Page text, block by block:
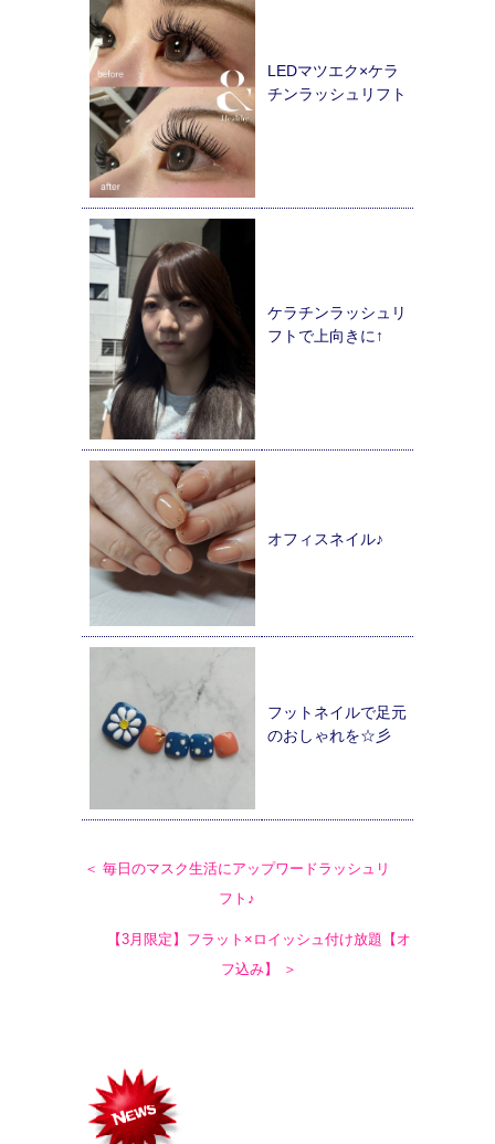
LEDマツエク×ケラ
チンラッシュリフト
ケラチンラッシュリ
フトで上向きに↑
オフィスネイル♪
フットネイルで足元
のおしゃれを☆彡
＜ 毎日のマスク生活にアップワードラッシュリ
フト♪
【3月限定】フラット×ロイッシュ付け放題【オ
フ込み】 ＞